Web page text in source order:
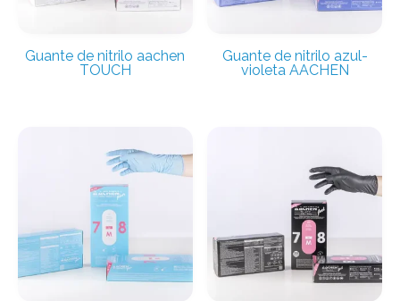
Guante de nitrilo aachen
TOUCH
Guante de nitrilo azul-
violeta AACHEN